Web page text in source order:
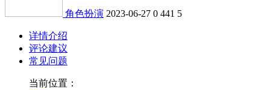
角色扮演 2023-06-27 0 441 5
详情介绍
评论建议
常见问题
当前位置：